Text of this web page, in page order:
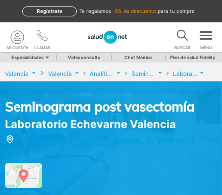
te regalamos -5% de descuento para tu compra
Regístrate
LLAMAR
MI CUENTA BUSCAR MENU
Especialidades Videoconsulta Chat Médico Plan de salud Fidelity
Valencia Valencia Analíticas y Genética Seminograma post vasectomía Laboratorio Echevarne Valencia
Seminograma post vasectomía
Laboratorio Echevarne Valencia